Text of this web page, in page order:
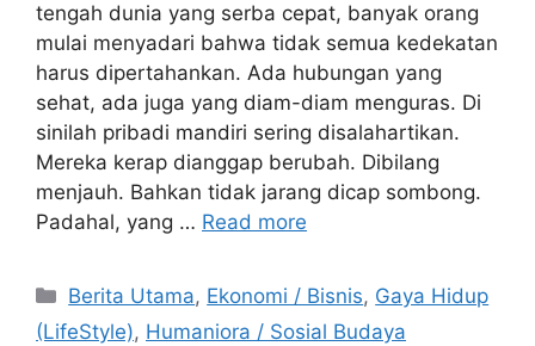
tengah dunia yang serba cepat, banyak orang
mulai menyadari bahwa tidak semua kedekatan
harus dipertahankan. Ada hubungan yang
sehat, ada juga yang diam-diam menguras. Di
sinilah pribadi mandiri sering disalahartikan.
Mereka kerap dianggap berubah. Dibilang
menjauh. Bahkan tidak jarang dicap sombong.
Padahal, yang … Read more
C
a
Berita Utama, Ekonomi / Bisnis, Gaya Hidup
(LifeStyle), Humaniora / Sosial Budaya